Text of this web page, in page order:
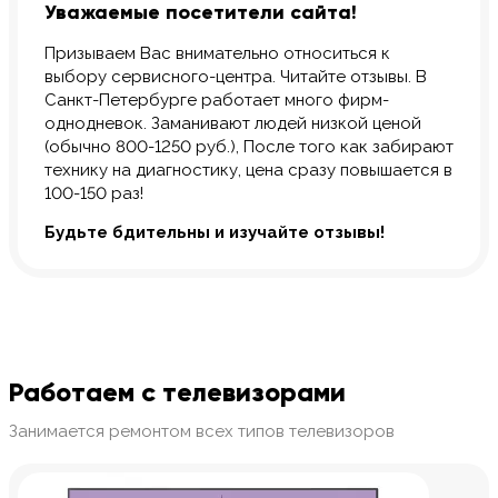
Уважаемые посетители сайта!
Призываем Вас внимательно относиться к
выбору сервисного-центра. Читайте отзывы. В
Санкт-Петербурге работает много фирм-
однодневок. Заманивают людей низкой ценой
(обычно 800-1250 руб.), После того как забирают
технику на диагностику, цена сразу повышается в
100-150 раз!
Будьте бдительны и изучайте отзывы!
Работаем с телевизорами
Занимается ремонтом всех типов телевизоров